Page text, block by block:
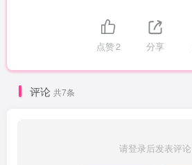
点赞2 分享
评论 共7条
请登录后发表评论